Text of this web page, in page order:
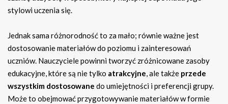
stylowi uczenia się.
Jednak sama różnorodność to za mało; równie ważne jest
dostosowanie materiałów do poziomu i zainteresowań
uczniów. Nauczyciele powinni tworzyć zróżnicowane zasoby
edukacyjne, które są nie tylko atrakcyjne, ale także przede
wszystkim dostosowane do umiejętności i preferencji grupy.
Może to obejmować przygotowywanie materiałów w formie